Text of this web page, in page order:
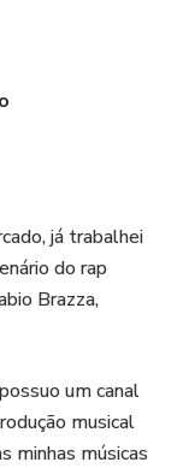
já trabalhei
do rap
Brazza,
um canal
musical
minhas músicas